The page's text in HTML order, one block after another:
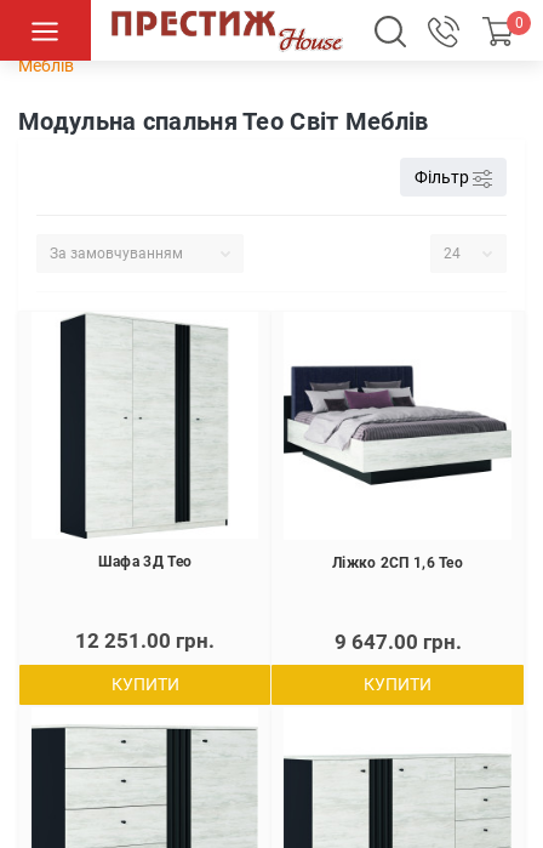
0
Спальні Модульні спальні
Модульна спальня Тео Світ
Меблів
Модульна спальня Тео Світ Меблів
Фільтр
Шафа 3Д Тео
12 251.00 грн.
КУПИТИ
Ліжко 2СП 1,6 Тео
9 647.00 грн.
КУПИТИ